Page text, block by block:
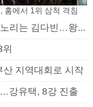
홈에서 1위 삼척 격침
22전 전승 임상규·대회2연패 노리는 김다빈…왕중왕전 16강 7일부터
지역대회로 시작
강유택, 8강 진출